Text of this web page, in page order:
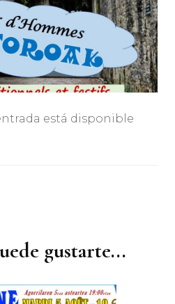
está disponible
gustarte...